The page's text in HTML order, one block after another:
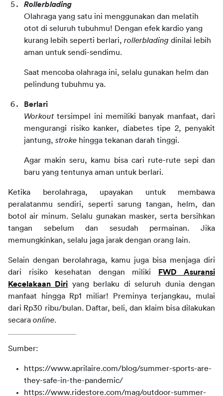
Rollerblading
Olahraga yang satu ini menggunakan dan melatih
otot di seluruh tubuhmu! Dengan efek kardio yang
kurang lebih seperti berlari, rollerblading dinilai lebih
aman untuk sendi-sendimu.
Saat mencoba olahraga ini, selalu gunakan helm dan
pelindung tubuhmu ya.
Berlari
Workout tersimpel ini memiliki banyak manfaat, dari
mengurangi risiko kanker, diabetes tipe 2, penyakit
jantung, stroke hingga tekanan darah tinggi.
Agar makin seru, kamu bisa cari rute-rute sepi dan
baru yang tentunya aman untuk berlari.
Ketika berolahraga, upayakan untuk membawa
peralatanmu sendiri, seperti sarung tangan, helm, dan
botol air minum. Selalu gunakan masker, serta bersihkan
tangan sebelum dan sesudah permainan. Jika
memungkinkan, selalu jaga jarak dengan orang lain.
Selain dengan berolahraga, kamu juga bisa menjaga diri
dari risiko kesehatan dengan miliki
FWD Asuransi
Kecelakaan Diri yang berlaku di seluruh dunia dengan
manfaat hingga Rp1 miliar! Preminya terjangkau, mulai
dari Rp30 ribu/bulan. Daftar, beli, dan klaim bisa dilakukan
secara online.
Sumber:
https://www.aprilaire.com/blog/summer-sports-are-
they-safe-in-the-pandemic/
https://www.ridestore.com/mag/outdoor-summer-